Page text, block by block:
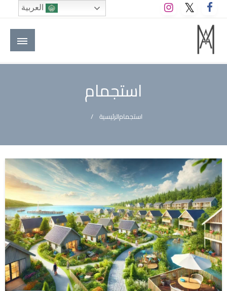
التخطي
إلى
المحتوى
M A hotels | إم ايه هوتيلز
الموقع الأول للعاملين في الفنادق في العالم العربي
استجمام
الرئيسيةاستجمام
العربية